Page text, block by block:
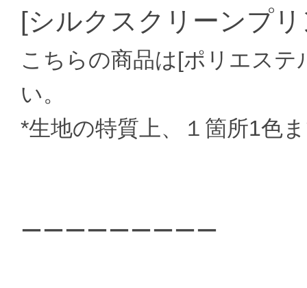
[シルクスクリーンプ
こちらの商品は[ポリエス
い。
*生地の特質上、１箇所1色
ーーーーーーーーー